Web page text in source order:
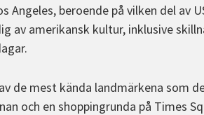
beroende på vilken del av
av amerikansk kultur, inklusive
de mest kända landmärkena som
och en shoppingrunda på Times